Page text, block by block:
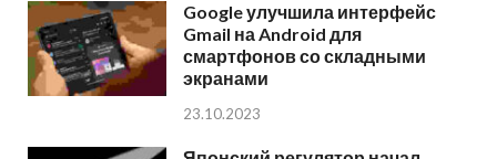
Google улучшила интерфейс
Gmail на Android для
смартфонов со складными
экранами
23.10.2023